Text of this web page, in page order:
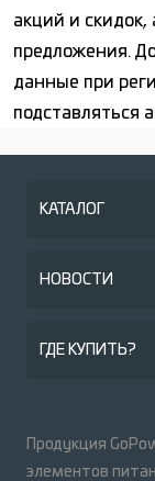
акций и
предложения.
данные при
подставляться
КАТАЛОГ
НОВОСТИ
ГДЕ КУПИТЬ?
Продукция
элементов